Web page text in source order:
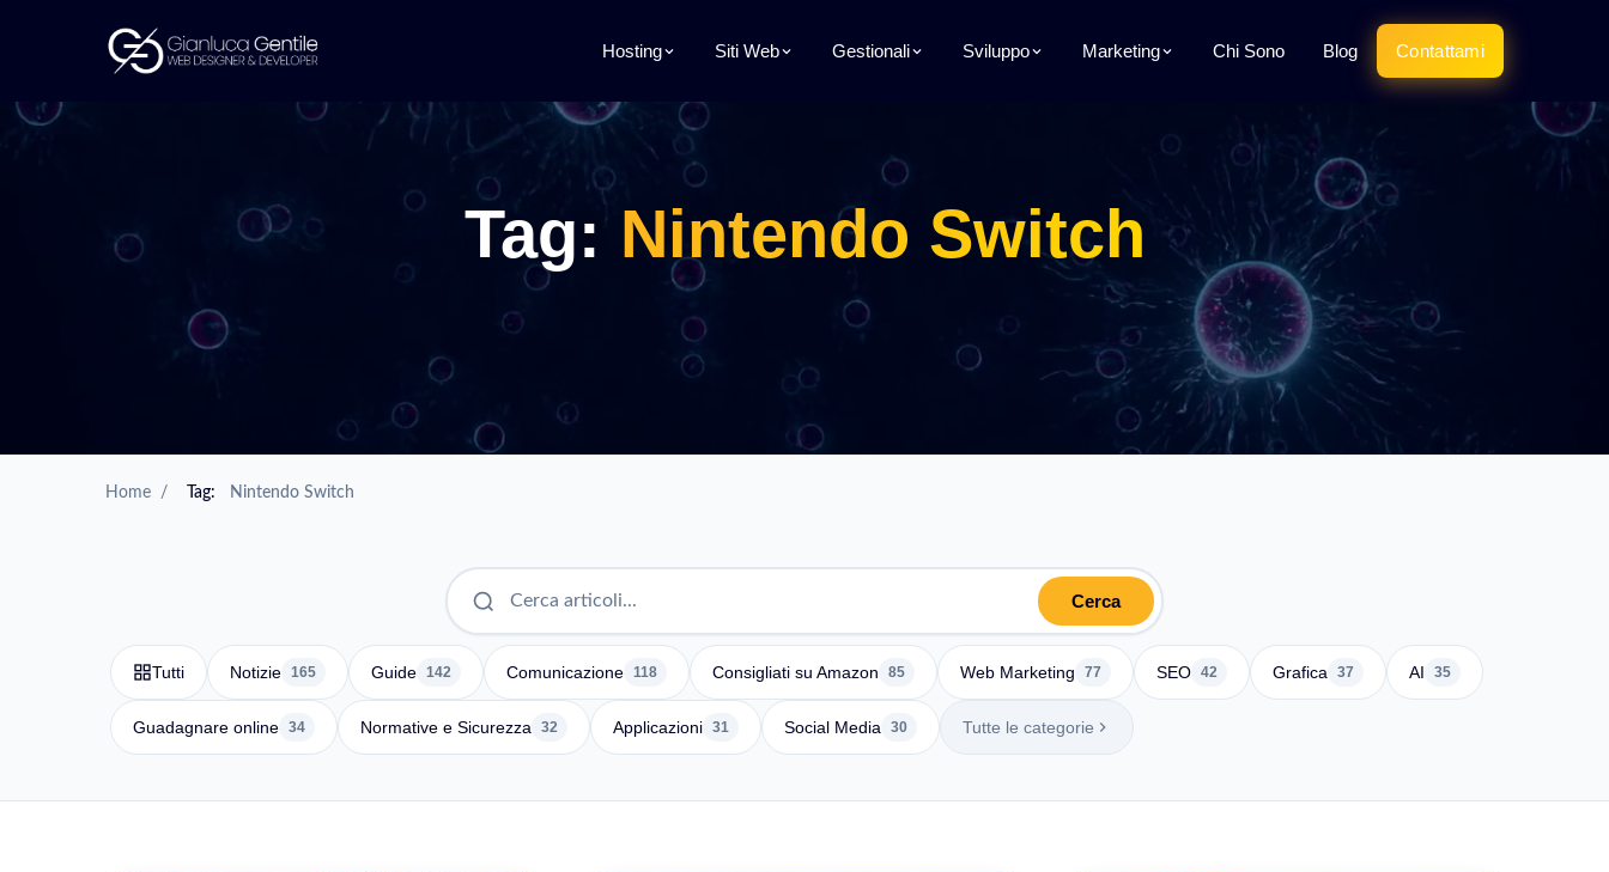
Hosting Siti Web Gestionali Sviluppo Marketing Chi Sono Blog Contattami
Tag: Nintendo Switch
Home / Tag: Nintendo Switch
Cerca
Tutti Notizie 165 Guide 142 Comunicazione 118 Consigliati su Amazon 85 Web Marketing 77 SEO 42 Grafica 37 AI 35
Guadagnare online 34 Normative e Sicurezza 32 Applicazioni 31 Social Media 30 Tutte le categorie